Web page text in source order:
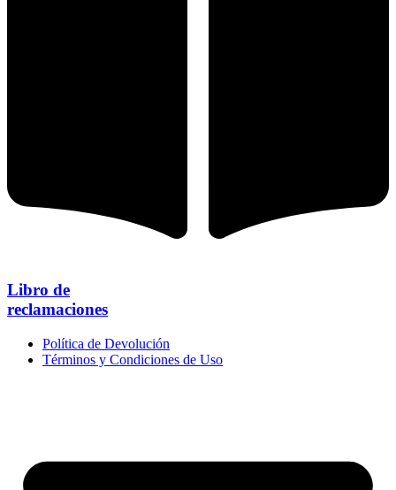
Libro de
reclamaciones
Política de Devolución
Términos y Condiciones de Uso